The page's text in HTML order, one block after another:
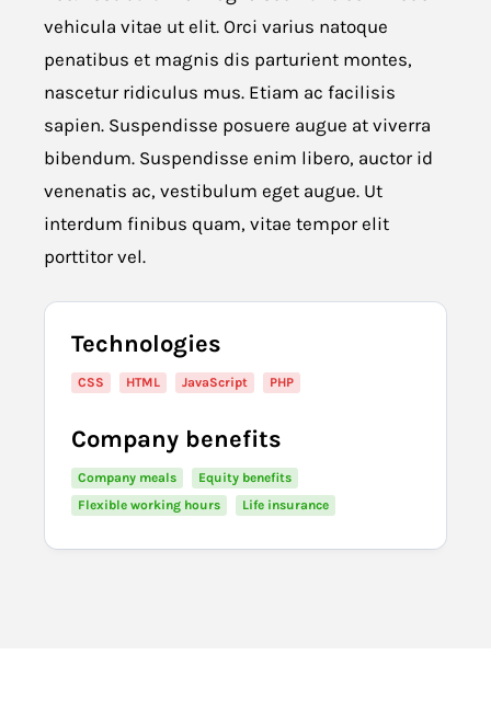
vehicula vitae ut elit. Orci varius natoque
penatibus et magnis dis parturient montes,
nascetur ridiculus mus. Etiam ac facilisis
sapien. Suspendisse posuere augue at viverra
bibendum. Suspendisse enim libero, auctor id
venenatis ac, vestibulum eget augue. Ut
interdum finibus quam, vitae tempor elit
porttitor vel.
Technologies
CSS HTML JavaScript PHP
Company benefits
Company meals
Equity benefits
Flexible working hours
Life insurance